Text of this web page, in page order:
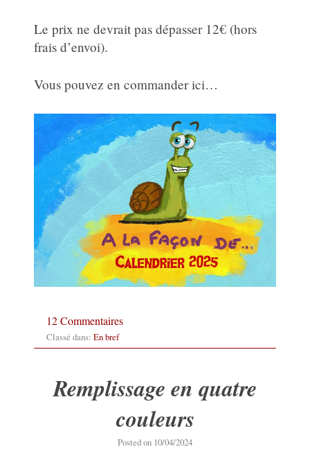
Le prix ne devrait pas dépasser 12€ (hors
frais d’envoi).
Vous pouvez en commander ici…
12 Commentaires
Classé dans: En bref
Remplissage en quatre
couleurs
Posted on 10/04/202410/04/2024